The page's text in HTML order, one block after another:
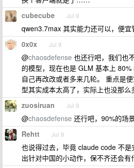
cubecube Jul 9
qwen3.7max 其实能力还可以，便宜
0x0x Jul 9
@chaosdefense 也还行吧，我们也
的模型，现在也是 GLM 基本上
自己再改改或者多来几轮。 重点是
型其实成本太高了，实际上也没那么
zuosiruan Jul 9
@chaosdefense 还行吧，90%的场
Rehtt Jul 9
也说得过去，毕竟 claude code 不
出针对中国的小动作，保不齐还会有